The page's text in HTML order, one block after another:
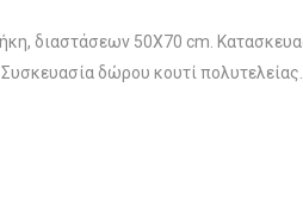
διαστάσεων 50X70 cm.
δώρου κουτί πολυτελείας.